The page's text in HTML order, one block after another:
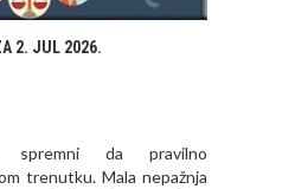
2. JUL 2026.
spremni da pravilno
trenutku. Mala nepažnja